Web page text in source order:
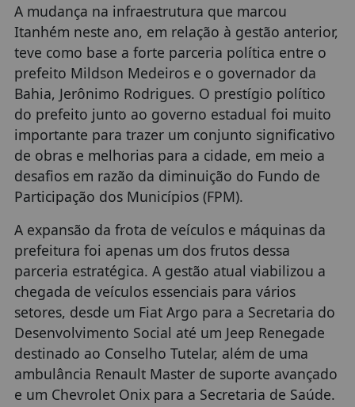
A mudança na infraestrutura que marcou
Itanhém neste ano, em relação à gestão anterior,
teve como base a forte parceria política entre o
prefeito Mildson Medeiros e o governador da
Bahia, Jerônimo Rodrigues. O prestígio político
do prefeito junto ao governo estadual foi muito
importante para trazer um conjunto significativo
de obras e melhorias para a cidade, em meio a
desafios em razão da diminuição do Fundo de
Participação dos Municípios (FPM).
A expansão da frota de veículos e máquinas da
prefeitura foi apenas um dos frutos dessa
parceria estratégica. A gestão atual viabilizou a
chegada de veículos essenciais para vários
setores, desde um Fiat Argo para a Secretaria do
Desenvolvimento Social até um Jeep Renegade
destinado ao Conselho Tutelar, além de uma
ambulância Renault Master de suporte avançado
e um Chevrolet Onix para a Secretaria de Saúde.